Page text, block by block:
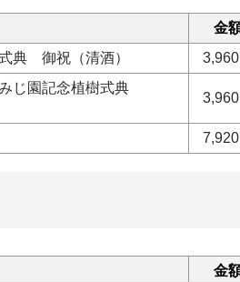
金
典 御祝（清酒） 3,960
じ園記念植樹式典
3,960
7,920
金